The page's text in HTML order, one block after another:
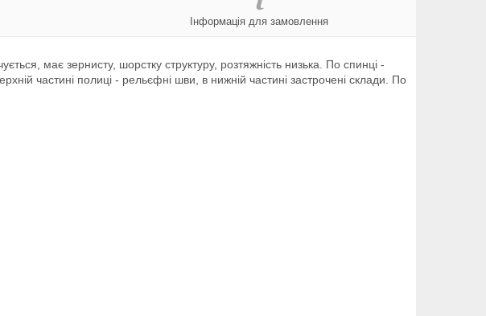
Інформація для замовлення
має зернисту, шорстку структуру, розтяжність низька. По спинці -
частині полиці - рельєфні шви, в нижній частині застрочені склади. По